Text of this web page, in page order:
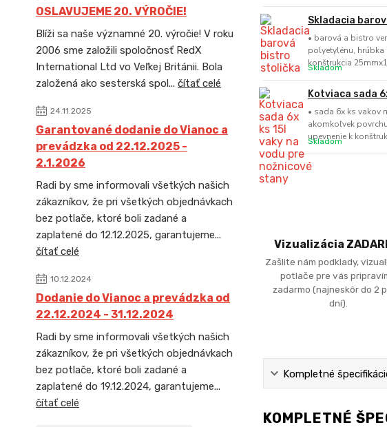
OSLAVUJEME 20. VÝROČIE!
Blíži sa naše významné 20. výročie! V roku
2006 sme založili spoločnosť RedX
International Ltd vo Veľkej Británii. Bola
založená ako sesterská spol... čítať celé
24.11.2025
Garantované dodanie do Vianoc a
prevádzka od 22.12.2025 -
2.1.2026
Radi by sme informovali všetkých našich
zákazníkov, že pri všetkých objednávkach
bez potlače, ktoré boli zadané a
zaplatené do 12.12.2025, garantujeme...
čítať celé
10.12.2024
Dodanie do Vianoc a prevádzka od
22.12.2024 - 31.12.2024
Radi by sme informovali všetkých našich
zákazníkov, že pri všetkých objednávkach
bez potlače, ktoré boli zadané a
zaplatené do 19.12.2024, garantujeme...
čítať celé
Skladacia
• barová a bistro
polyetylénu,
konštrukcia
Skladom
Kotviaca sada
• sada 6x ks vakov
akomkoľvek
upevnenie k
Skladom
Vizualizácia
Zašlite nám podklady,
potlače pre vás
zadarmo (najneskôr do 2
dní).
Kompletné
KOMPLETNÉ